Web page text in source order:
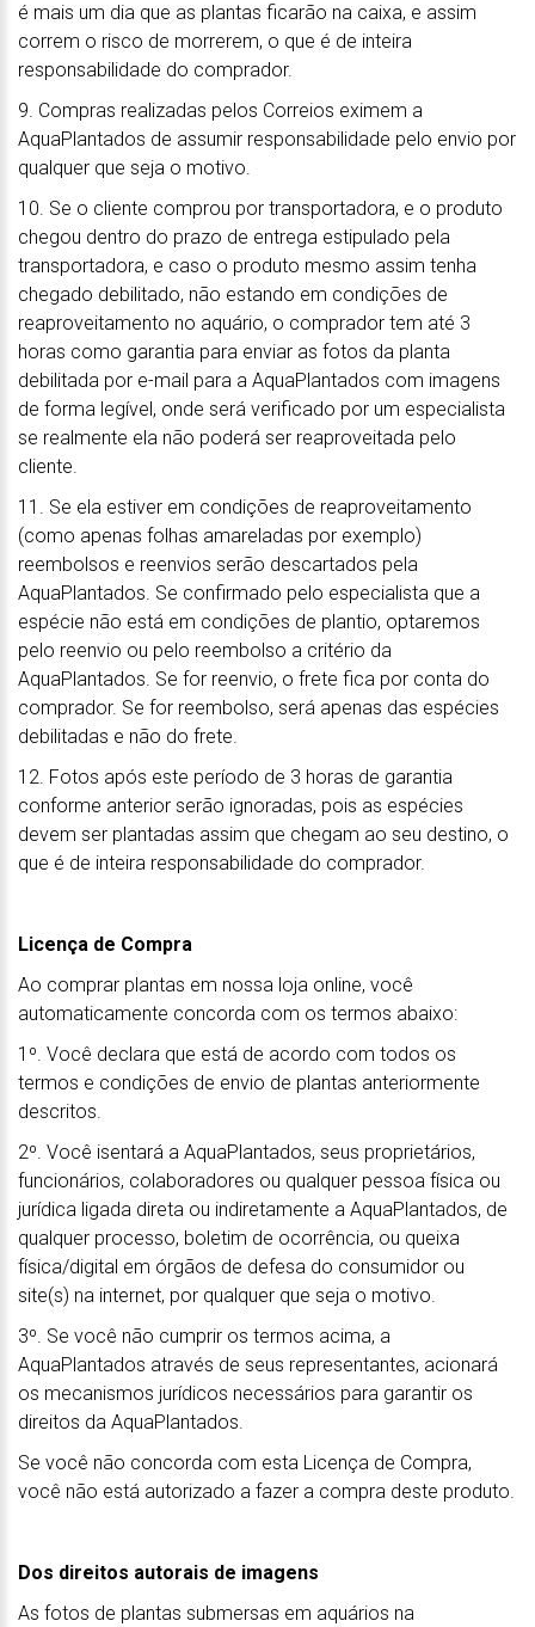
é mais um dia que as plantas ficarão na caixa, e assim
correm o risco de morrerem, o que é de inteira
responsabilidade do comprador.
9. Compras realizadas pelos Correios eximem a
AquaPlantados de assumir responsabilidade pelo envio por
qualquer que seja o motivo.
10. Se o cliente comprou por transportadora, e o produto
chegou dentro do prazo de entrega estipulado pela
transportadora, e caso o produto mesmo assim tenha
chegado debilitado, não estando em condições de
reaproveitamento no aquário, o comprador tem até 3
horas como garantia para enviar as fotos da planta
debilitada por e-mail para a AquaPlantados com imagens
de forma legível, onde será verificado por um especialista
se realmente ela não poderá ser reaproveitada pelo
cliente.
11. Se ela estiver em condições de reaproveitamento
(como apenas folhas amareladas por exemplo)
reembolsos e reenvios serão descartados pela
AquaPlantados. Se confirmado pelo especialista que a
espécie não está em condições de plantio, optaremos
pelo reenvio ou pelo reembolso a critério da
AquaPlantados. Se for reenvio, o frete fica por conta do
comprador. Se for reembolso, será apenas das espécies
debilitadas e não do frete.
12. Fotos após este período de 3 horas de garantia
conforme anterior serão ignoradas, pois as espécies
devem ser plantadas assim que chegam ao seu destino, o
que é de inteira responsabilidade do comprador.
Licença de Compra
Ao comprar plantas em nossa loja online, você
automaticamente concorda com os termos abaixo:
1º. Você declara que está de acordo com todos os
termos e condições de envio de plantas anteriormente
descritos.
2º. Você isentará a AquaPlantados, seus proprietários,
funcionários, colaboradores ou qualquer pessoa física ou
jurídica ligada direta ou indiretamente a AquaPlantados, de
qualquer processo, boletim de ocorrência, ou queixa
física/digital em órgãos de defesa do consumidor ou
site(s) na internet, por qualquer que seja o motivo.
3º. Se você não cumprir os termos acima, a
AquaPlantados através de seus representantes, acionará
os mecanismos jurídicos necessários para garantir os
direitos da AquaPlantados.
Se você não concorda com esta Licença de Compra,
você não está autorizado a fazer a compra deste produto.
Dos direitos autorais de imagens
As fotos de plantas submersas em aquários na